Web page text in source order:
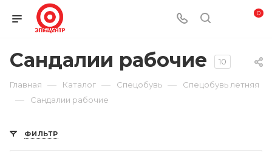
0
Сандалии рабочие 10
Главная — Каталог — Спецобувь — Спецобувь летняя
— Сандалии рабочие
ФИЛЬТР